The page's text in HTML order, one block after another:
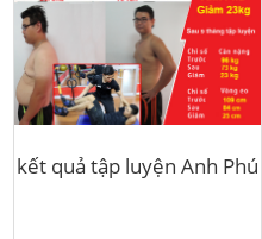
kết quả tập luyện Anh Phú